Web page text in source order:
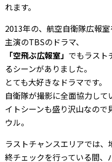
れます。
2013年の、航空自衛隊広報
主演のTBSのドラマ、
「空飛ぶ広報室」 でもラスト
るシーンがありました。
とても大好きなドラマです。
自衛隊が撮影に全面協力し
イトシーンも盛り沢山なの
ウル。
ラストチャンスエリアでは
終チェックを行っている間、